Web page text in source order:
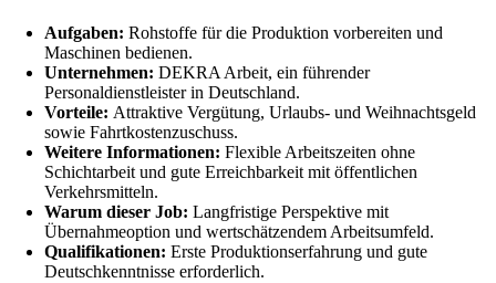
Aufgaben: Rohstoffe für die Produktion vorbereiten und
Maschinen bedienen.
Unternehmen: DEKRA Arbeit, ein führender
Personaldienstleister in Deutschland.
Vorteile: Attraktive Vergütung, Urlaubs- und Weihnachtsgeld
sowie Fahrtkostenzuschuss.
Weitere Informationen: Flexible Arbeitszeiten ohne
Schichtarbeit und gute Erreichbarkeit mit öffentlichen
Verkehrsmitteln.
Warum dieser Job: Langfristige Perspektive mit
Übernahmeoption und wertschätzendem Arbeitsumfeld.
Qualifikationen: Erste Produktionserfahrung und gute
Deutschkenntnisse erforderlich.